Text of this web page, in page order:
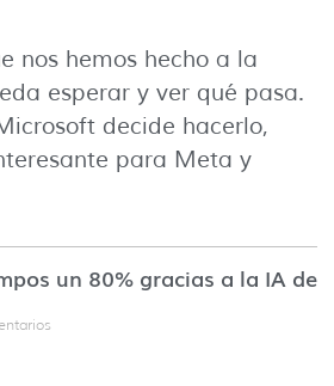
nos hemos hecho a la
esperar y ver qué pasa.
decide hacerlo,
para Meta y
un 80% gracias a la IA de